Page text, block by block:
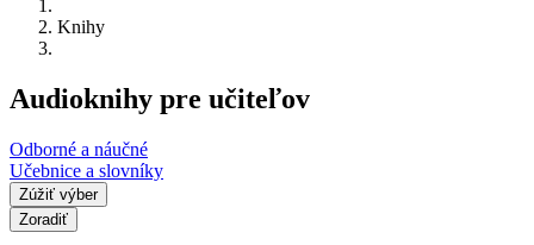
Knihy
Audioknihy pre učiteľov
Odborné a náučné
Učebnice a slovníky
Zúžiť výber
Zoradiť